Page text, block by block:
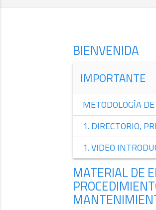
BIENVENIDA
IMPORTANTE
METODOLOGÍA
1. DIRECTORIO,
1. VIDEO
MATERIAL DE